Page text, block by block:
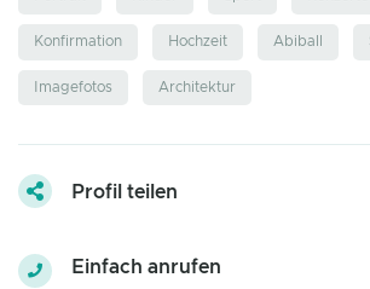
Konfirmation Hochzeit Abiball
Imagefotos Architektur
Profil teilen
Einfach anrufen